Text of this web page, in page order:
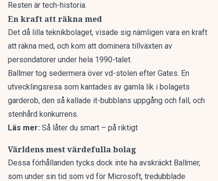
Resten är tech-historia.
En kraft att räkna med
Det då lilla teknikbolaget, visade sig nämligen vara en kraft
att räkna med, och kom att dominera tillväxten av
persondatorer under hela 1990-talet.
Ballmer tog sedermera över vd-stolen efter Gates. En
utvecklingsresa som kantades av gamla lik i bolagets
garderob, den så kallade it-bubblans uppgång och fall, och
stenhård konkurrens.
Läs mer: Så låter du smart – på riktigt
Världens mest värdefulla bolag
Dessa förhållanden tycks dock inte ha avskräckt Ballmer,
som under sin tid som vd för Microsoft, tredubblade